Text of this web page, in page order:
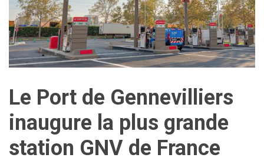
Le Port de Gennevilliers
inaugure la plus grande
station GNV de France